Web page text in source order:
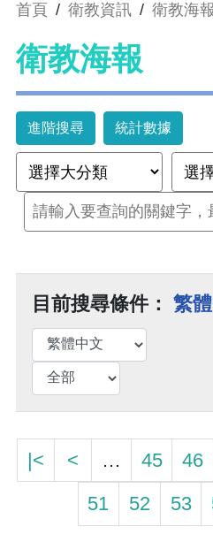
首頁 / 衛教資訊 / 衛教海報
衛教海報
進階搜尋 統計數據
目前搜尋條件： 繁
|< < … 45 46
51
52 53